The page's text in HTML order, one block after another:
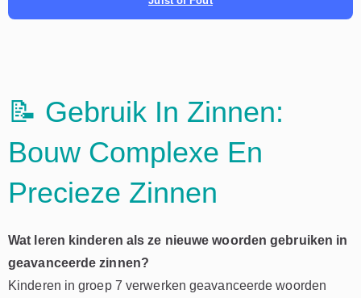
📝 Gebruik In Zinnen:
Bouw Complexe En
Precieze Zinnen
Wat leren kinderen als ze nieuwe woorden gebruiken in
geavanceerde zinnen?
Kinderen in groep 7 verwerken geavanceerde woorden